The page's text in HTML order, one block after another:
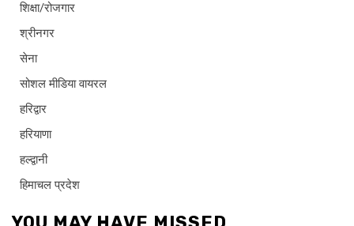
शिक्षा/रोजगार
श्रीनगर
सेना
सोशल मीडिया वायरल
हरिद्वार
हरियाणा
हल्द्वानी
हिमाचल प्रदेश